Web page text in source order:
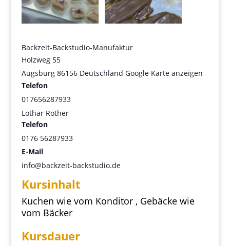
Backzeit-Backstudio-Manufaktur
Holzweg 55
Augsburg 86156 Deutschland Google Karte anzeigen
Telefon
017656287933
Lothar Rother
Telefon
0176 56287933
E-Mail
info@backzeit-backstudio.de
Kursinhalt
Kuchen wie vom Konditor , Gebäcke wie
vom Bäcker
Kursdauer